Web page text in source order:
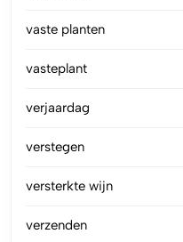
vaste planten
vasteplant
verjaardag
verstegen
versterkte wijn
verzenden